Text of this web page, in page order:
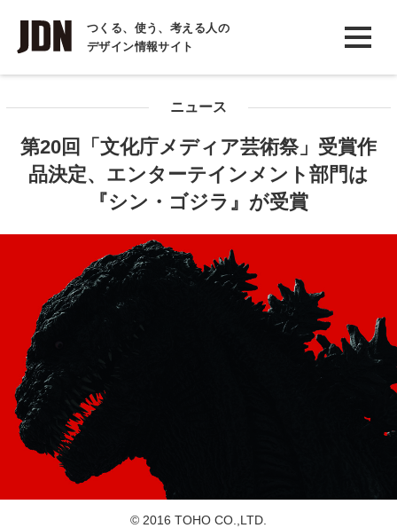
つくる、使う、考える人の
デザイン情報サイト
INTERVIEW
インタビュー
COLUMN
ニュース
第20回「文化庁メディア芸術祭」受賞作
品決定、エンターテインメント部門は
『シン・ゴジラ』が受賞
© 2016 TOHO CO.,LTD.